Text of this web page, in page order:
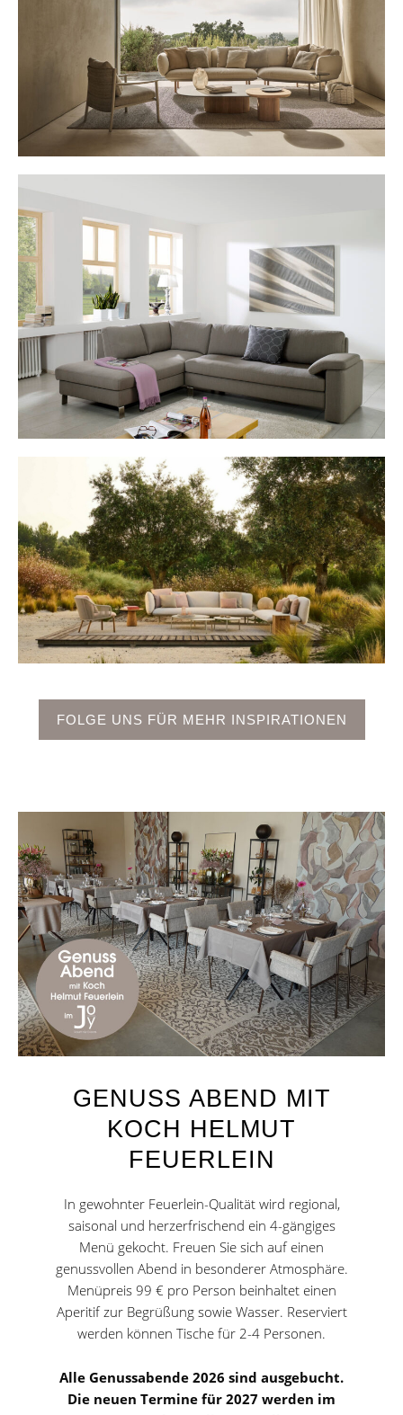
FOLGE UNS FÜR MEHR INSPIRATIONEN
GENUSS ABEND MIT
KOCH HELMUT
FEUERLEIN
In gewohnter Feuerlein-Qualität wird regional,
saisonal und herzerfrischend ein 4-gängiges
Menü gekocht. Freuen Sie sich auf einen
genussvollen Abend in besonderer Atmosphäre.
Menüpreis 99 € pro Person beinhaltet einen
Aperitif zur Begrüßung sowie Wasser. Reserviert
werden können Tische für 2-4 Personen.
Alle Genussabende 2026 sind ausgebucht.
Die neuen Termine für 2027 werden im